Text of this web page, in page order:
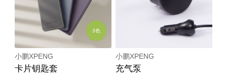
3色
小鹏XPENG
卡片钥匙套
小鹏XPENG
充气泵